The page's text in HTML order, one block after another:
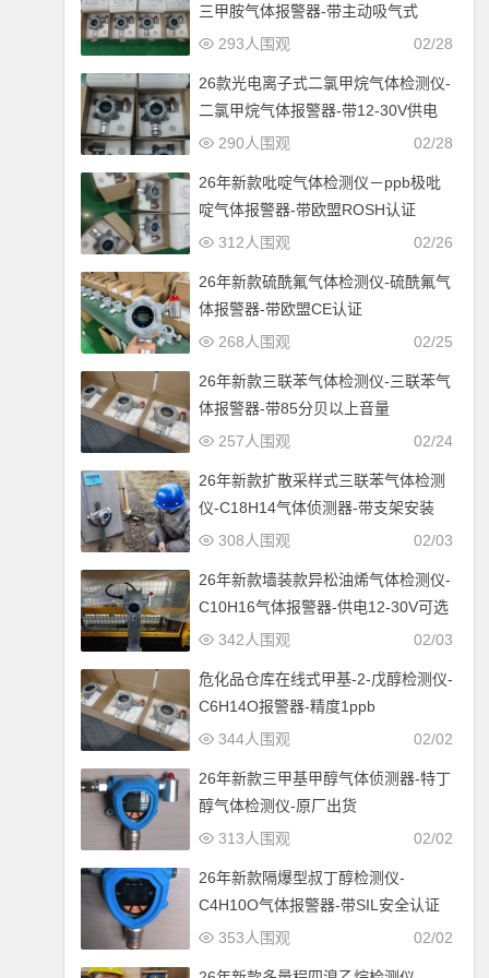
三甲胺气体报警器-带主动吸气式
02/28
293人围观
26款光电离子式二氯甲烷气体检测仪-
二氯甲烷气体报警器-带12-30V供电
02/28
290人围观
26年新款吡啶气体检测仪－ppb极吡
啶气体报警器-带欧盟ROSH认证
02/26
312人围观
26年新款硫酰氟气体检测仪-硫酰氟气
体报警器-带欧盟CE认证
02/25
268人围观
26年新款三联苯气体检测仪-三联苯气
体报警器-带85分贝以上音量
02/24
257人围观
26年新款扩散采样式三联苯气体检测
仪-C18H14气体侦测器-带支架安装
02/03
308人围观
26年新款墙装款异松油烯气体检测仪-
C10H16气体报警器-供电12-30V可选
02/03
342人围观
危化品仓库在线式甲基-2-戊醇检测仪-
C6H14O报警器-精度1ppb
02/02
344人围观
26年新款三甲基甲醇气体侦测器-特丁
醇气体检测仪-原厂出货
02/02
313人围观
26年新款隔爆型叔丁醇检测仪-
C4H10O气体报警器-带SIL安全认证
02/02
353人围观